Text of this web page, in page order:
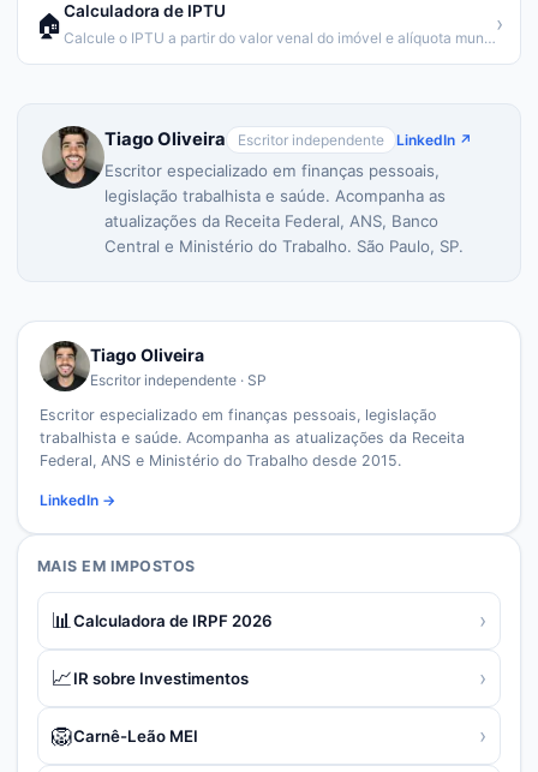
🏠Calculadora de IPTU
Calcule o IPTU a partir do valor venal do imóvel e alíquota municipal.
›
Tiago Oliveira Escritor independente LinkedIn ↗
Escritor especializado em finanças pessoais,
legislação trabalhista e saúde. Acompanha as
atualizações da Receita Federal, ANS, Banco
Central e Ministério do Trabalho. São Paulo, SP.
Tiago Oliveira
Escritor independente · SP
Escritor especializado em finanças pessoais, legislação
trabalhista e saúde. Acompanha as atualizações da Receita
Federal, ANS e Ministério do Trabalho desde 2015.
LinkedIn →
MAIS EM IMPOSTOS
📊 Calculadora de IRPF 2026 ›
📈IR sobre Investimentos ›
🦁Carnê-Leão MEI ›